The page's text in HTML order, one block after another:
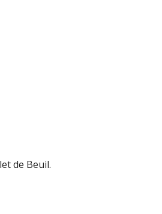
de Beuil.